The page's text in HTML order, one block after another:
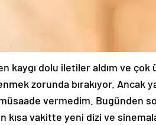
kaygı dolu iletiler aldım ve
zorunda bırakıyor. Ancak
vermedim. Bugünden
kısa vakitte yeni dizi ve